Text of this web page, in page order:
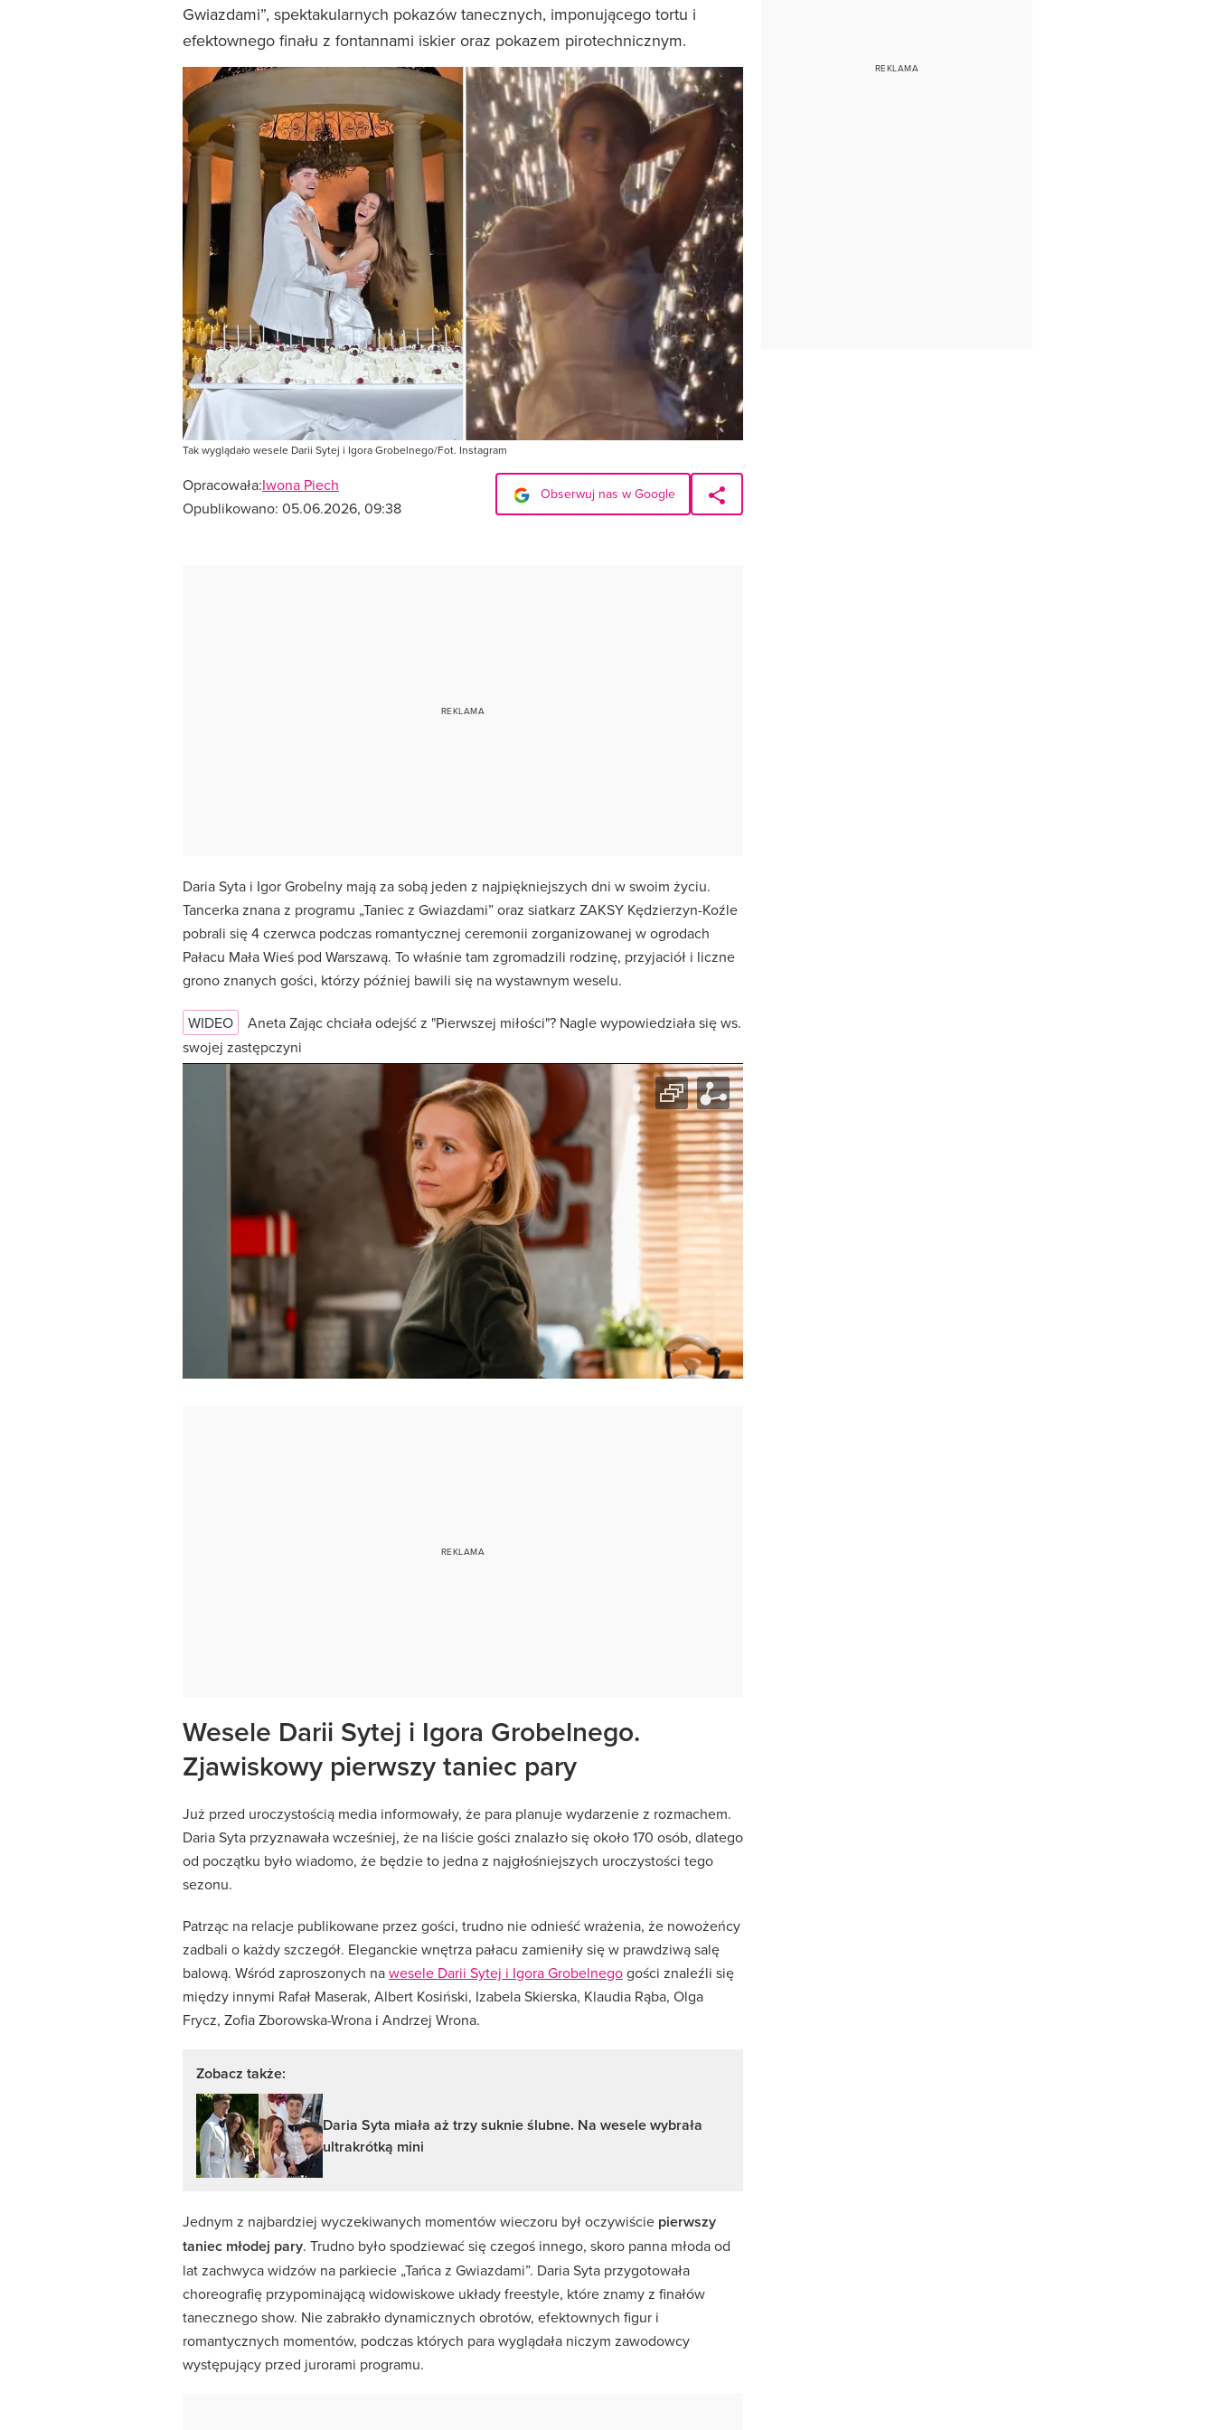
Gwiazdami”, spektakularnych pokazów tanecznych, imponującego tortu i
efektownego finału z fontannami iskier oraz pokazem pirotechnicznym.
Tak wyglądało wesele Darii Sytej i Igora Grobelnego/Fot. Instagram
Opracowała:Iwona Piech
Opublikowano: 05.06.2026, 09:38
Obserwuj nas w Google
Daria Syta i Igor Grobelny mają za sobą jeden z najpiękniejszych dni w swoim życiu.
Tancerka znana z programu „Taniec z Gwiazdami” oraz siatkarz ZAKSY Kędzierzyn-Koźle
pobrali się 4 czerwca podczas romantycznej ceremonii zorganizowanej w ogrodach
Pałacu Mała Wieś pod Warszawą. To właśnie tam zgromadzili rodzinę, przyjaciół i liczne
grono znanych gości, którzy później bawili się na wystawnym weselu.
WIDEO
Aneta Zając chciała odejść z "Pierwszej miłości"? Nagle wypowiedziała się ws.
swojej zastępczyni
Wesele Darii Sytej i Igora Grobelnego.
Zjawiskowy pierwszy taniec pary
Już przed uroczystością media informowały, że para planuje wydarzenie z rozmachem.
Daria Syta przyznawała wcześniej, że na liście gości znalazło się około 170 osób, dlatego
od początku było wiadomo, że będzie to jedna z najgłośniejszych uroczystości tego
sezonu.
Patrząc na relacje publikowane przez gości, trudno nie odnieść wrażenia, że nowożeńcy
zadbali o każdy szczegół. Eleganckie wnętrza pałacu zamieniły się w prawdziwą salę
balową. Wśród zaproszonych nawesele Darii Sytej i Igora Grobelnegogości znaleźli się
między innymi Rafał Maserak, Albert Kosiński, Izabela Skierska, Klaudia Rąba, Olga
Frycz, Zofia Zborowska-Wrona i Andrzej Wrona.
Zobacz także:
Daria Syta miała aż trzy suknie ślubne. Na wesele wybrała
ultrakrótką mini
Jednym z najbardziej wyczekiwanych momentów wieczoru był oczywiście pierwszy
taniec młodej pary. Trudno było spodziewać się czegoś innego, skoro panna młoda od
lat zachwyca widzów na parkiecie „Tańca z Gwiazdami”. Daria Syta przygotowała
choreografię przypominającą widowiskowe układy freestyle, które znamy z finałów
tanecznego show. Nie zabrakło dynamicznych obrotów, efektownych figur i
romantycznych momentów, podczas których para wyglądała niczym zawodowcy
występujący przed jurorami programu.